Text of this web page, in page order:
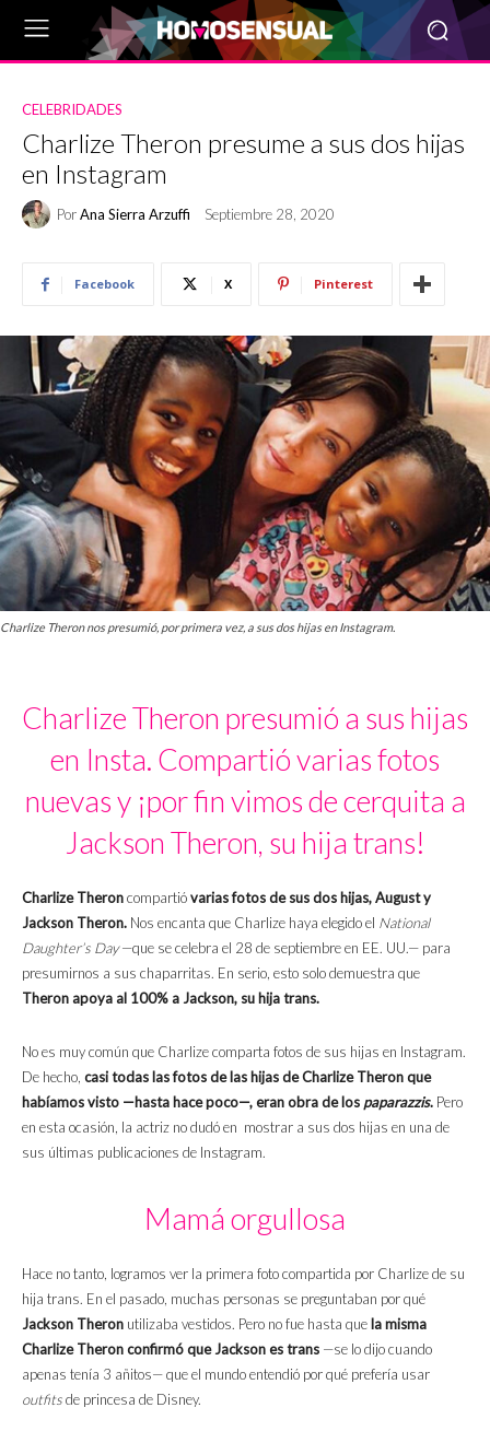
CELEBRIDADES
Charlize Theron presume a sus dos hijas
en Instagram
PorAna Sierra Arzuffi Septiembre 28, 2020
Facebook X Pinterest
Charlize Theron nos presumió, por primera vez, a sus dos hijas en Instagram.
Charlize Theron presumió a sus hijas
en Insta. Compartió varias fotos
nuevas y ¡por fin vimos de cerquita a
Jackson Theron, su hija trans!
Charlize Theroncompartióvarias fotos de sus dos hijas, August y
Jackson Theron. Nos encanta que Charlize haya elegido el National
Daughter’s Day—que se celebra el 28 de septiembre en EE. UU.— para
presumirnos a sus chaparritas. En serio, esto solo demuestra que
Theron apoya al 100% a Jackson, su hija trans.
No es muy común que Charlize comparta fotos de sus hijas en Instagram.
De hecho, casi todas las fotos de las hijas de Charlize Theron que
habíamos visto —hasta hace poco—, eran obra de los paparazzis. Pero
en esta ocasión, la actriz no dudó en mostrar a sus dos hijas en una de
sus últimas publicaciones de Instagram.
Mamá orgullosa
Hace no tanto, logramos ver la primera foto compartida por Charlize de su
hija trans. En el pasado, muchas personas se preguntaban por qué
Jackson Theron utilizaba vestidos. Pero no fue hasta que la misma
Charlize Theron confirmó que Jackson es trans —se lo dijo cuando
apenas tenía 3 añitos— que el mundo entendió por qué prefería usar
outfitsde princesa de Disney.